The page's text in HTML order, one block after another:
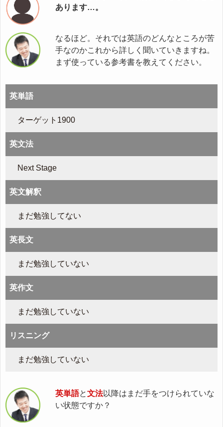
あります…。
なるほど。それでは英語のどんなところが苦
手なのかこれから詳しく聞いていきますね。
まず使っている参考書を教えてください。
英単語
ターゲット1900
英文法
Next Stage
英文解釈
まだ勉強してない
英長文
まだ勉強していない
英作文
まだ勉強していない
リスニング
まだ勉強していない
英単語と文法以降はまだ手をつけられていな
い状態ですか？